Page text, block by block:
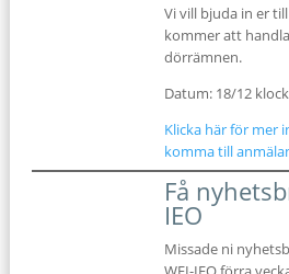
Vi vill bjuda in er
kommer att
dörrämnen.
Datum: 18/12
Klicka här för mer
komma till
Få
IEO
Missade ni